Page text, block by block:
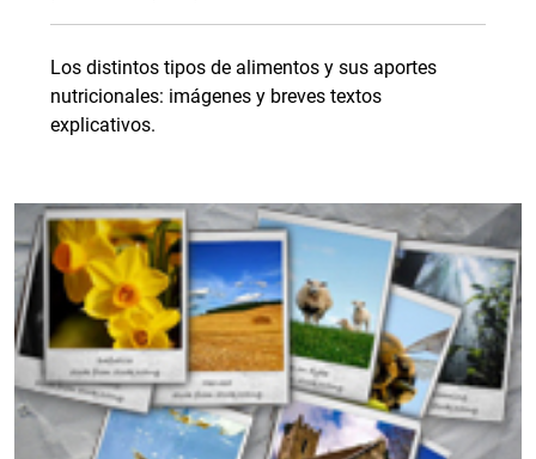
Los distintos tipos de alimentos y sus aportes
nutricionales: imágenes y breves textos
explicativos.